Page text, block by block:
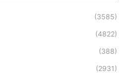
(3585)
(4822)
(388)
(2931)